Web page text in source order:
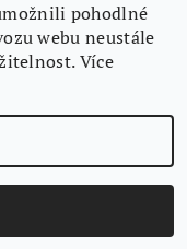
pohodlné
webu neustále
Více